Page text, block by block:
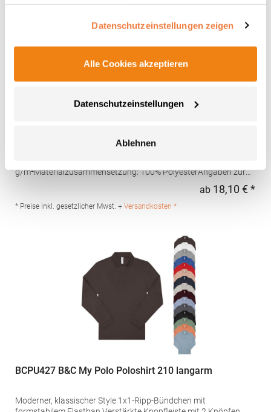
Datenschutzeinstellungen zeigen
Alle Cookies akzeptieren
Datenschutzeinstellungen
Ablehnen
R312XHersteller: Result Clothing Ltd. Narcisova 1 821 01
W475 Henbury Herren Coolplus®
g/m²Materialzusammensetzung: 100% PolyesterAngaben zur
Kingsfordweg 151 1043GR Amsterdam Niederlande E-Mail:
marketing@henbury.com
ab 18,10 € *
* Preise inkl. gesetzlicher Mwst. + Versandkosten *
BCPU427 B&C My Polo Poloshirt 210 langarm
Moderner, klassischer Style 1x1-Ripp-Bündchen mit